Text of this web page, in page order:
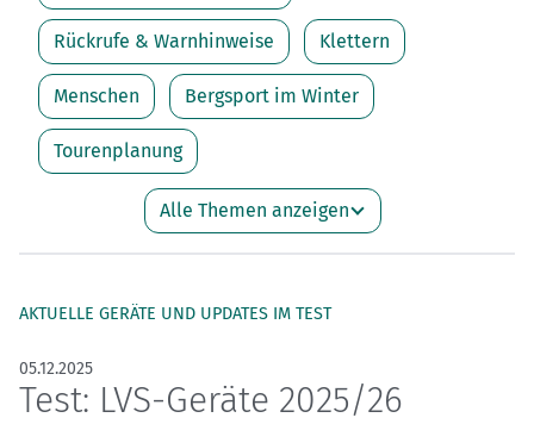
Rückrufe & Warnhinweise Klettern
Menschen Bergsport im Winter
Tourenplanung
Alle Themen anzeigen
AKTUELLE GERÄTE UND UPDATES IM TEST
05.12.2025
Test: LVS-Geräte 2025/26